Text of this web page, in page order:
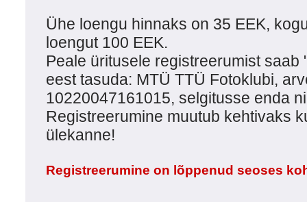
Ühe loengu hinnaks on 35 EEK,
loengut 100 EEK.
Peale üritusele registreerumist saab
eest tasuda: MTÜ TTÜ Fotoklubi,
10220047161015, selgitusse enda
Registreerumine muutub kehtivaks
ülekanne!
Registreerumine on lõppenud seoses